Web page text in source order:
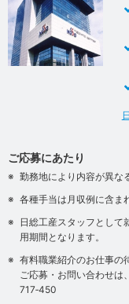
ご応募にあたり
勤務地により内容が異な
各種手当は月収例に含ま
日総工産スタッフとして
用期間となります。
有料職業紹介のお仕事の
ご応募・お問い合わせ
717‐450